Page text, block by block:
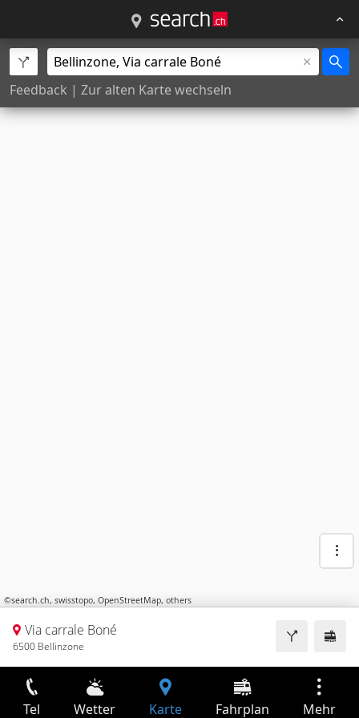
Feedback | Zur alten Karte wechseln
©search.ch, swisstopo, OpenStreetMap, others
Via carrale Boné
6500 Bellinzone
Tel Wetter Karte Fahrplan Mehr